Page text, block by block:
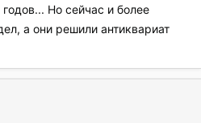
Но сейчас и более
а они решили антиквариат